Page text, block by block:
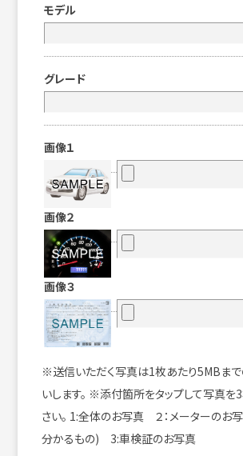
モデル
グレード
画像１
画像２
画像３
※送信いただく写真は1枚あたり5MBま
いします。 ※添付箇所をタップして写真を
さい。 1:全体のお写真 ２：メーターのお
分かるもの) 3:車検証のお写真